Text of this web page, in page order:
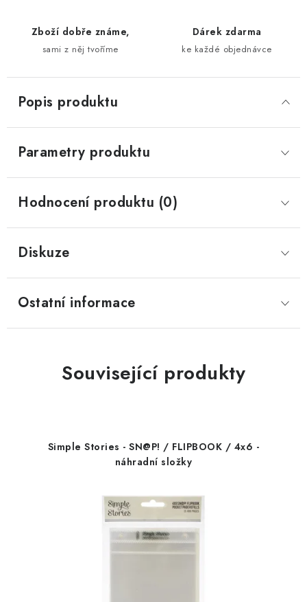
Zboží dobře známe,
sami z něj tvoříme
Dárek zdarma
ke každé objednávce
Popis produktu
Parametry produktu
Hodnocení produktu (0)
Diskuze
Ostatní informace
Související produkty
Simple Stories - SN@P! / FLIPBOOK / 4x6 -
náhradní složky